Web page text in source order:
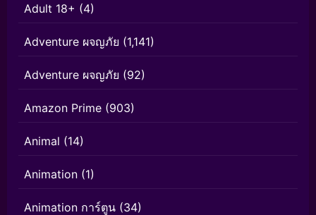
Adult 18+ (4)
Adventure ผจญภัย (1,141)
Adventure ผจญภัย (92)
Amazon Prime (903)
Animal (14)
Animation (1)
Animation การ์ตูน (34)